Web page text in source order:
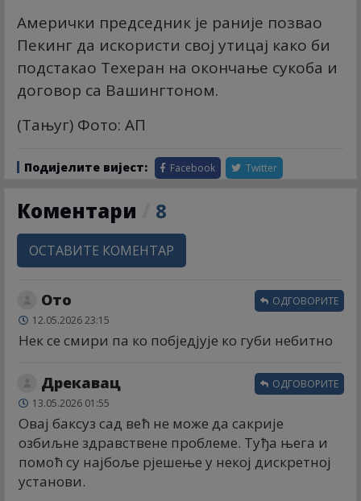
Амерички председник је раније позвао
Пекинг да искористи свој утицај како би
подстакао Техеран на окончање сукоба и
договор са Вашингтоном.
(Тањуг) Фото: АП
Подијелите вијест: Facebook Twitter
Коментари 8
ОСТАВИТЕ КОМЕНТАР
Ото
12.05.2026 23:15
Нек се смири па ко побједјује ко губи небитно
ОДГОВОРИТЕ
Дрекавац
13.05.2026 01:55
Овај баксуз сад већ не може да сакрије
озбиљне здравствене проблеме. Туђа њега и
помоћ су најбоље рјешење у некој дискретној
установи.
ОДГОВОРИТЕ